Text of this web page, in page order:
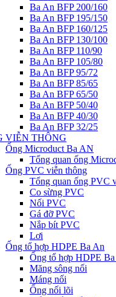
Ba An BFP 200/160
Ba An BFP 195/150
Ba An BFP 160/125
Ba An BFP 130/100
Ba An BFP 110/90
Ba An BFP 105/80
Ba An BFP 95/72
Ba An BFP 85/65
Ba An BFP 65/50
Ba An BFP 50/40
Ba An BFP 40/30
Ba An BFP 32/25
VIỄN THÔNG
Ống Microduct Ba AN
Tổng quan ống
Ống PVC viễn thông
Tổng quan ống PVC
Co sừng PVC
Nối PVC
Gá đỡ PVC
Nắp bít PVC
Lơi
Ống tổ hợp HDPE Ba An
Ống tổ hợp HDPE
Măng sông nối
Máng nối
Ống nối lõi